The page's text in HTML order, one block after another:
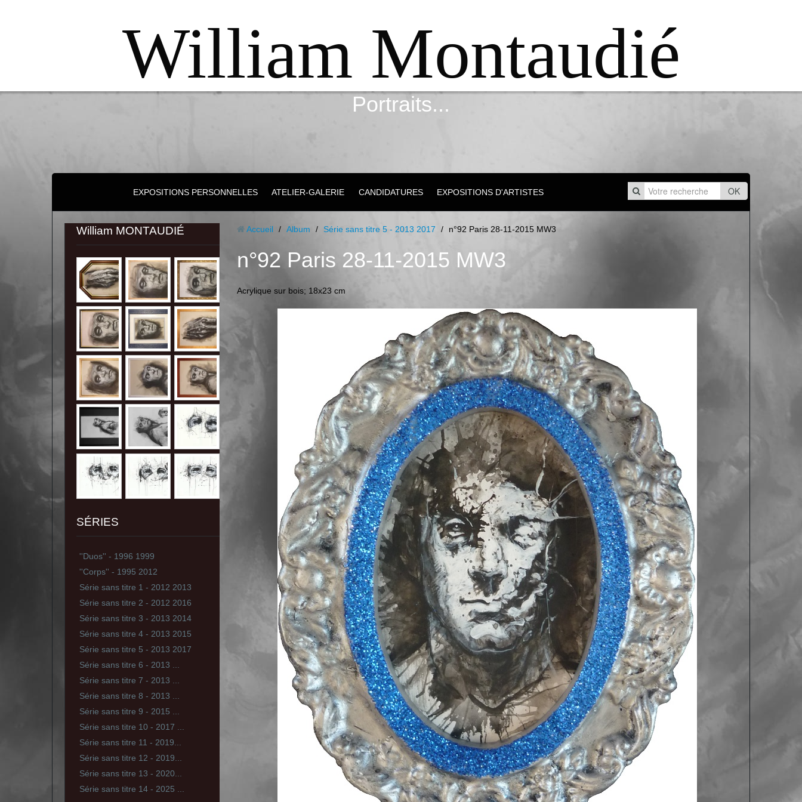
William Montaudié
Portraits...
OK
EXPOSITIONS PERSONNELLES ATELIER-GALERIE CANDIDATURES EXPOSITIONS D'ARTISTES
William MONTAUDIÉ
SÉRIES
''Duos'' - 1996 1999
''Corps'' - 1995 2012
Série sans titre 1 - 2012 2013
Série sans titre 2 - 2012 2016
Série sans titre 3 - 2013 2014
Série sans titre 4 - 2013 2015
Série sans titre 5 - 2013 2017
Série sans titre 6 - 2013 ...
Série sans titre 7 - 2013 ...
Série sans titre 8 - 2013 ...
Série sans titre 9 - 2015 ...
Série sans titre 10 - 2017 ...
Série sans titre 11 - 2019...
Série sans titre 12 - 2019...
Série sans titre 13 - 2020...
Série sans titre 14 - 2025 ...
Accueil / Album / Série sans titre 5 - 2013 2017 / n°92 Paris 28-11-2015 MW3
n°92 Paris 28-11-2015 MW3
Acrylique sur bois; 18x23 cm